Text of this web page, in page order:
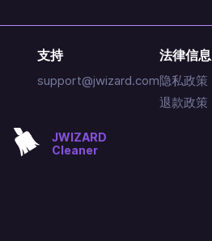
JWIZARD
Cleaner
支持
support@jwizard.com
法律信息
隐私政策
退款政策